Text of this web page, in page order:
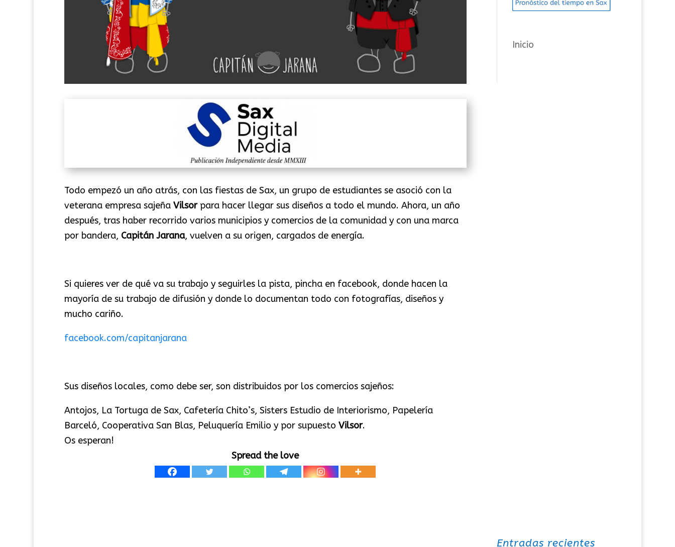
Todo empezó un año atrás, con las fiestas de Sax, un grupo de estudiantes se asoció con la
veterana empresa sajeña Vilsorpara hacer llegar sus diseños a todo el mundo. Ahora, un año
después, tras haber recorrido varios municipios y comercios de la comunidad y con una marca
por bandera, Capitán Jarana, vuelven a su origen, cargados de energía.
Si quieres ver de qué va su trabajo y seguirles la pista, pincha en facebook, donde hacen la
mayoría de su trabajo de difusión y donde lo documentan todo con fotografías, diseños y
mucho cariño.
facebook.com/capitanjarana
Sus diseños locales, como debe ser, son distribuidos por los comercios sajeños:
Antojos, La Tortuga de Sax, Cafetería Chito’s, Sisters Estudio de Interiorismo, Papelería
Barceló, Cooperativa San Blas, Peluquería Emilio y por supuesto Vilsor.
Os esperan!
Spread the love
í
s
Inicio
Entradas recientes